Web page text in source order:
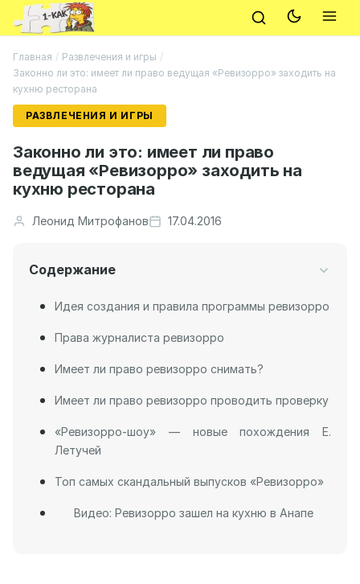
Главная / Развлечения и игры /
Законно ли это: имеет ли право ведущая «Ревизорро» заходить на
кухню ресторана
РАЗВЛЕЧЕНИЯ И ИГРЫ
Законно ли это: имеет ли право
ведущая «Ревизорро» заходить на
кухню ресторана
Леонид Митрофанов 17.04.2016
Содержание
Идея создания и правила программы ревизорро
Права журналиста ревизорро
Имеет ли право ревизорро снимать?
Имеет ли право ревизорро проводить проверку
«Ревизорро-шоу» — новые похождения Е.
Летучей
Топ самых скандальный выпусков «Ревизорро»
Видео: Ревизорро зашел на кухню в Анапе